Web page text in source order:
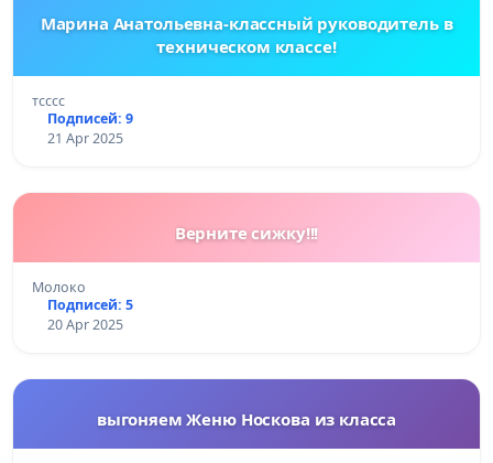
Марина Анатольевна-классный руководитель в
техническом классе!
тсссс
Подписей: 9
21 Apr 2025
Верните сижку!!!
Молоко
Подписей: 5
20 Apr 2025
выгоняем Женю Носкова из класса